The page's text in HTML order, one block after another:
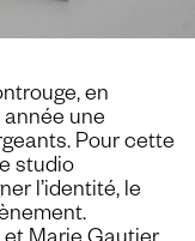
en
une
Pour cette
studio
l’identité, le